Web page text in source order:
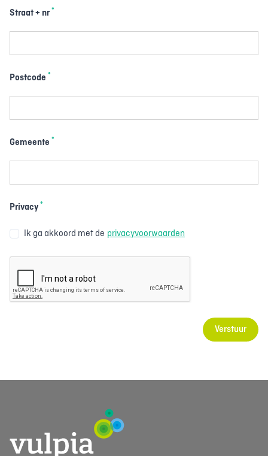
Straat + nr *
Postcode *
Gemeente *
Privacy *
Ik ga akkoord met de privacyvoorwaarden
Verstuur